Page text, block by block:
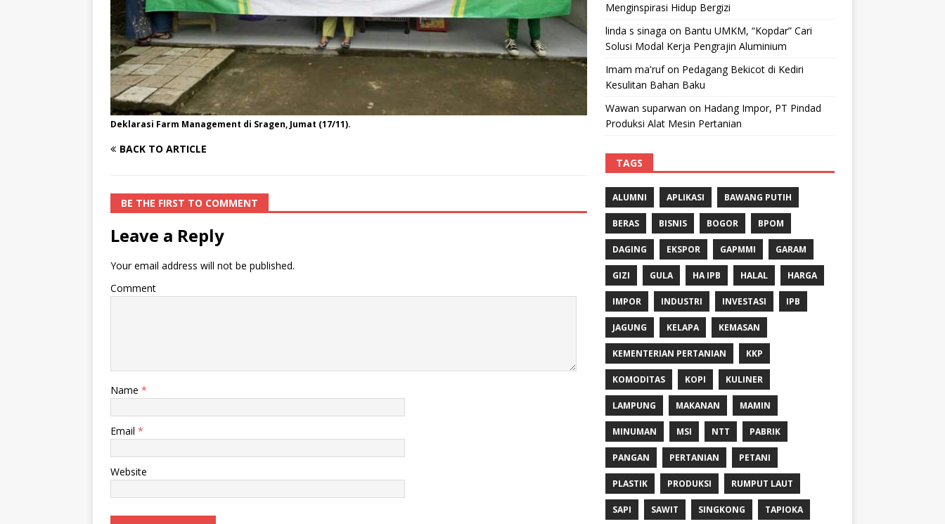
Deklarasi Farm Management di Sragen, Jumat (17/11).
BACK TO ARTICLE
BE THE FIRST TO COMMENT
Leave a Reply
Your email address will not be published.
Comment
Name *
Email *
Website
Menginspirasi Hidup Bergizi
linda s sinaga on Bantu UMKM, “Kopdar” Cari
Solusi Modal Kerja Pengrajin Aluminium
Imam ma'rufon Pedagang Bekicot di Kediri
Kesulitan Bahan Baku
Wawan suparwan on Hadang Impor, PT Pindad
Produksi Alat Mesin Pertanian
TAGS
ALUMNI APLIKASI BAWANG PUTIH
BERAS BISNIS BOGOR BPOM
DAGING EKSPOR GAPMMI GARAM
GIZI GULA HA IPB HALAL HARGA
IMPOR INDUSTRI INVESTASI IPB
JAGUNG KELAPA KEMASAN
KEMENTERIAN PERTANIAN KKP
KOMODITAS KOPI KULINER
LAMPUNG MAKANAN MAMIN
MINUMAN MSI NTT PABRIK
PANGAN PERTANIAN PETANI
PLASTIK PRODUKSI RUMPUT LAUT
SAPI SAWIT SINGKONG TAPIOKA